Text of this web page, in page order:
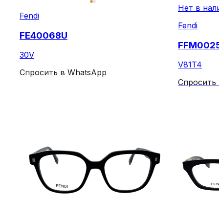
Fendi
FE40068U
30V
Спросить в WhatsApp
Нет в
Fendi
V81T4
Спросить